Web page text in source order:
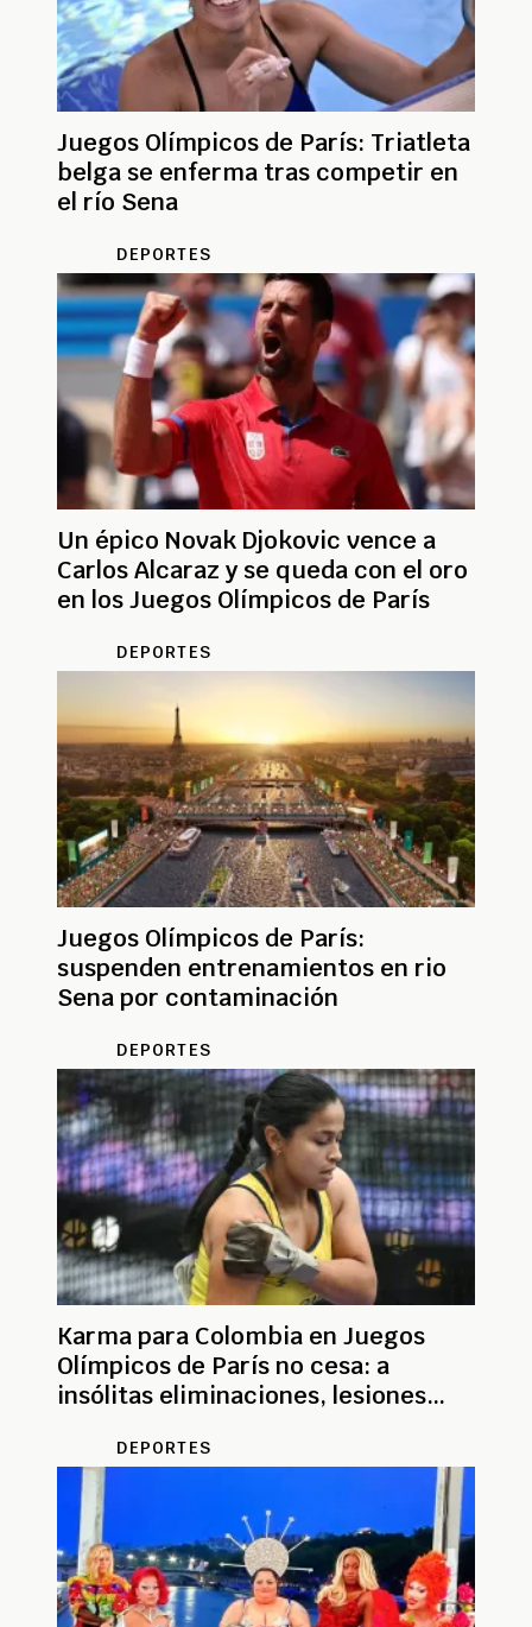
Juegos Olímpicos de París: Triatleta
belga se enferma tras competir en
el río Sena
DEPORTES
Un épico Novak Djokovic vence a
Carlos Alcaraz y se queda con el oro
en los Juegos Olímpicos de París
DEPORTES
Juegos Olímpicos de París:
suspenden entrenamientos en rio
Sena por contaminación
DEPORTES
Karma para Colombia en Juegos
Olímpicos de París no cesa: a
insólitas eliminaciones, lesiones
DEPORTES